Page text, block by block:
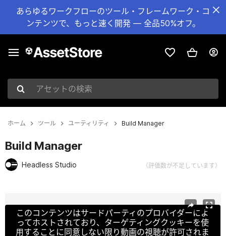
あらゆるワークフローのツール・フレームワーク・コ
ンテンツで、もっと速く開発 — 全品50%オフ。
アセットの検索
ホーム ツール ユーティリティ Build Manager
Build Manager
Headless Studio （評価数が不足しています）
このコンテンツはサードパーティのプロバイダーによ
ってホストされており、ターゲティングクッキーを使
用することに同意しない限り動画の視聴が許可されま